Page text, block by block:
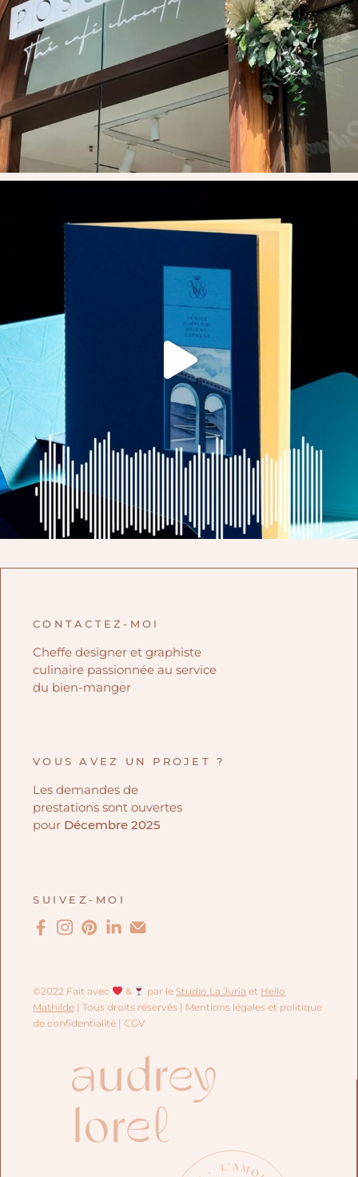
CONTACTEZ-MOI
Cheffe designer et graphiste
culinaire passionnée au service
du bien-manger
VOUS AVEZ UN PROJET ?
Les demandes de
prestations sont ouvertes
pour Décembre 2025
SUIVEZ-MOI
©2022 Fait avec & par le Studio La Juria et Hello
Mathilde | Tous droits réservés | Mentions légales et politique
de confidentialité | CGV